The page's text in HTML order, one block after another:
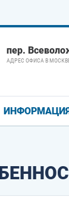
пер.
АДРЕС ОФИСА В